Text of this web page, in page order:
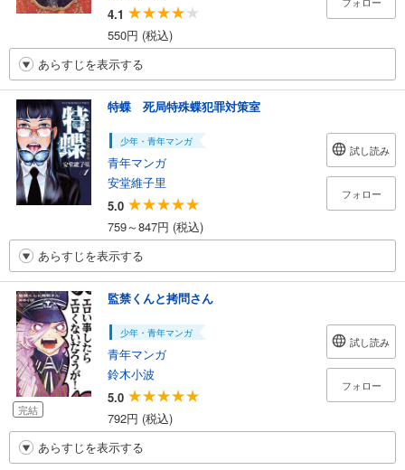
4.1
550円 (税込)
あらすじを表示する
特蝶 死局特殊蝶犯罪対策室
少年・青年マンガ
青年マンガ
安堂維子里
5.0
759～847円 (税込)
試し読み
フォロー
あらすじを表示する
完結
監禁くんと拷問さん
少年・青年マンガ
青年マンガ
鈴木小波
5.0
792円 (税込)
試し読み
フォロー
あらすじを表示する